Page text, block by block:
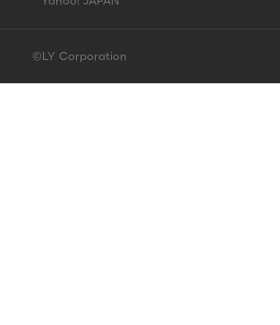
©LY Corporation
載が終了しました | LINE占い